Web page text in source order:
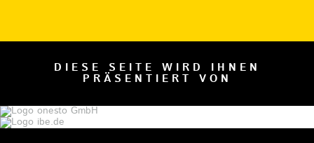
DIESE SEITE WIRD IHNEN
PRÄSENTIERT VON